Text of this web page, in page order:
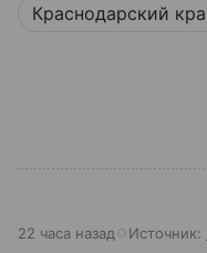
Краснодарский
22 часа назад Источник: